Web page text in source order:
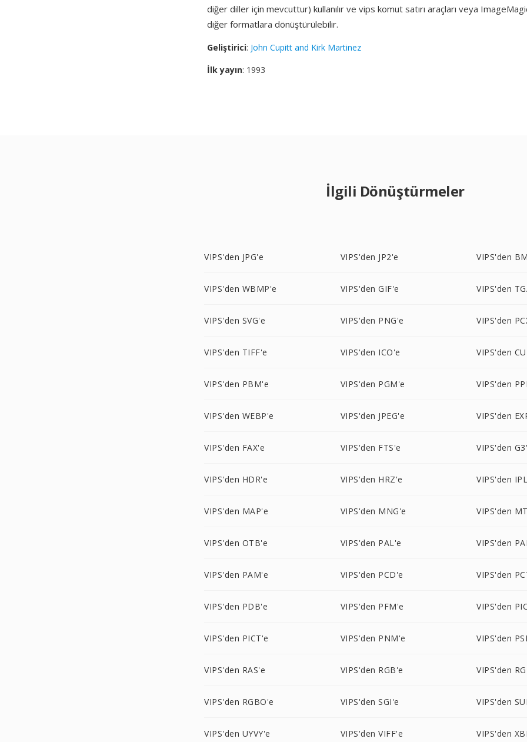
diğer diller için mevcuttur) kullanılır ve vips komut satırı araçları veya
diğer formatlara dönüştürülebilir.
Geliştirici: John Cupitt and Kirk Martinez
İlk yayın: 1993
İlgili Dönüştürmeler
VIPS'den JPG'e VIPS'den JP2'e VIPS'den
VIPS'den WBMP'e VIPS'den GIF'e VIPS'den
VIPS'den SVG'e VIPS'den PNG'e VIPS'den
VIPS'den TIFF'e VIPS'den ICO'e VIPS'den
VIPS'den PBM'e VIPS'den PGM'e VIPS'den
VIPS'den WEBP'e VIPS'den JPEG'e VIPS'den
VIPS'den FAX'e VIPS'den FTS'e VIPS'den
VIPS'den HDR'e VIPS'den HRZ'e VIPS'den
VIPS'den MAP'e VIPS'den MNG'e VIPS'den
VIPS'den OTB'e VIPS'den PAL'e VIPS'den
VIPS'den PAM'e VIPS'den PCD'e VIPS'den
VIPS'den PDB'e VIPS'den PFM'e VIPS'den
VIPS'den PICT'e VIPS'den PNM'e VIPS'den
VIPS'den RAS'e VIPS'den RGB'e VIPS'den
VIPS'den RGBO'e VIPS'den SGI'e VIPS'den
VIPS'den UYVY'e VIPS'den VIFF'e VIPS'den